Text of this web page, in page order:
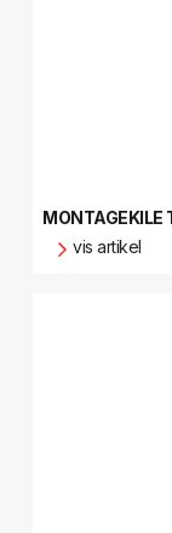
vis artikel